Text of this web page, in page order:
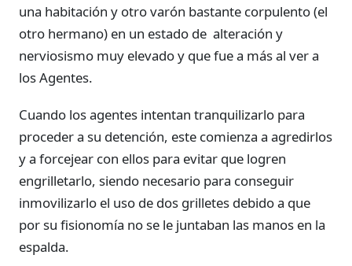
una habitación y otro varón bastante corpulento (el
otro hermano) en un estado de alteración y
nerviosismo muy elevado y que fue a más al ver a
los Agentes.
Cuando los agentes intentan tranquilizarlo para
proceder a su detención, este comienza a agredirlos
y a forcejear con ellos para evitar que logren
engrilletarlo, siendo necesario para conseguir
inmovilizarlo el uso de dos grilletes debido a que
por su fisionomía no se le juntaban las manos en la
espalda.